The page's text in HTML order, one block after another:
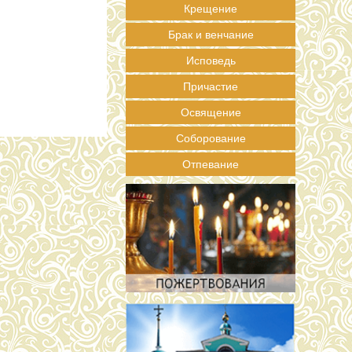
Крещение
Брак и венчание
Исповедь
Причастие
Освящение
Соборование
Отпевание